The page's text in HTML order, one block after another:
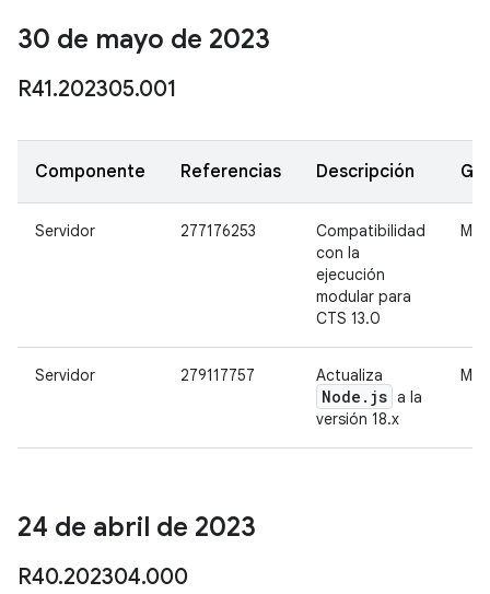
30 de mayo de 2023
R41.202305.001
Componente Referencias Descripción
Servidor 277176253
Compatibilidad
con la
ejecución
modular para
CTS 13.0
Servidor 279117757 Actualiza
Node . js a la
versión 18.x
24 de abril de 2023
R40.202304.000